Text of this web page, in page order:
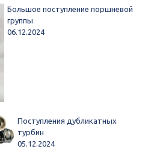
Большое поступление поршневой
группы
06.12.2024
Поступления дубликатных
турбин
05.12.2024